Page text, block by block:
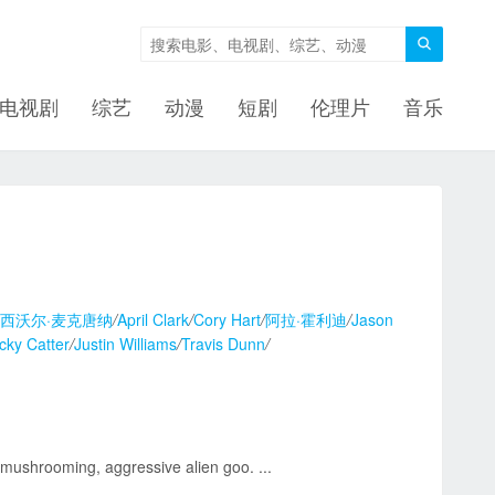

电视剧 综艺 动漫 短剧 伦理片 音乐
沃尔·麦克唐纳/April Clark/Cory Hart/阿拉·霍利迪/Jason
Catter/Justin Williams/Travis Dunn/
aggressive alien goo. ...